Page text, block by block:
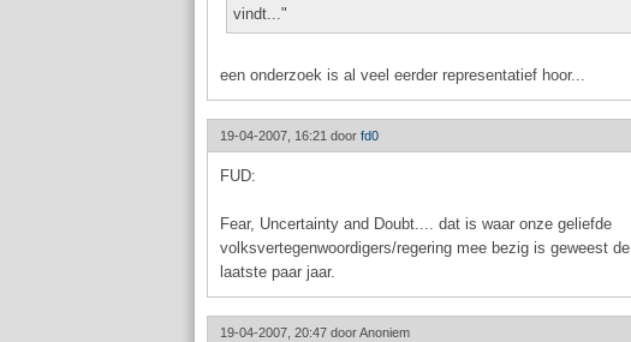
vindt..."
een onderzoek is al veel eerder representatief hoor...
19-04-2007, 16:21 door fd0
FUD:
Fear, Uncertainty and Doubt.... dat is waar onze geliefde
volksvertegenwoordigers/regering mee bezig is geweest de
laatste paar jaar.
19-04-2007, 20:47 doorAnoniem